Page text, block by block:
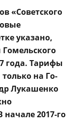
«Советского
указа­но,
года. Тари­фы
только на Го­
Лукашенко
нача­ле 2017-го